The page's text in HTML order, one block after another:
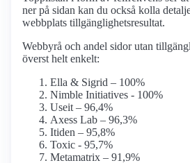
ner på sidan kan du också kolla
webbplats tillgänglighetsresultat.
Webbyrå och andel sidor utan
överst helt enkelt:
Ella & Sigrid – 100%
Nimble Initiatives - 100%
Useit – 96,4%
Axess Lab – 96,3%
Itiden – 95,8%
Toxic - 95,7%
Metamatrix – 91,9%